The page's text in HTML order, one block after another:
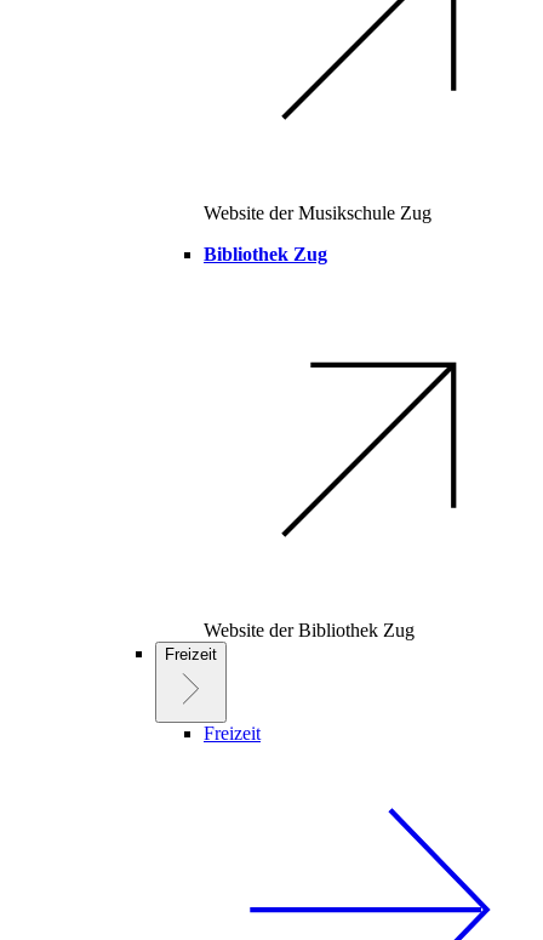
Website der Musikschule Zug
Bibliothek Zug
Website der Bibliothek Zug
Freizeit
Freizeit